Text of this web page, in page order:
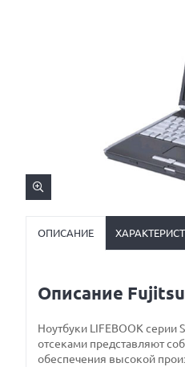
ОПИСАНИЕ
Описание Fujitsu
Ноутбуки LIFEBOOK
отсеками представляют
обеспечения высокой